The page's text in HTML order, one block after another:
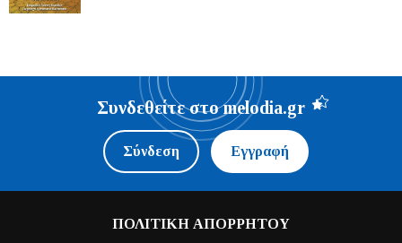
Συνδεθείτε στο melodia.gr
Σύνδεση Εγγραφή
ΠΟΛΙΤΙΚΗ ΑΠΟΡΡΗΤΟΥ